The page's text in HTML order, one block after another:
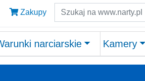
Zakupy Szukaj
narciarskie Kamery